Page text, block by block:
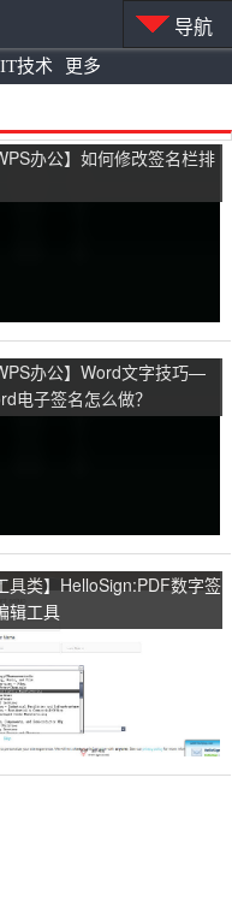
技术 更多
导航
办公】如何修改签名栏排
办公】Word文字技巧—
电子签名怎么做？
具类】HelloSign:PDF数字签
辑工具